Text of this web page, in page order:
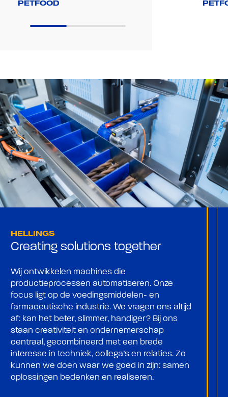
PETFOOD
HELLINGS
Creating solutions together
Wij ontwikkelen machines die
productieprocessen automatiseren. Onze
focus ligt op de voedingsmiddelen- en
farmaceutische industrie. We vragen ons altijd
af: kan het beter, slimmer, handiger? Bij ons
staan creativiteit en ondernemerschap
centraal, gecombineerd met een brede
interesse in techniek, collega’s en relaties. Zo
kunnen we doen waar we goed in zijn: samen
oplossingen bedenken en realiseren.